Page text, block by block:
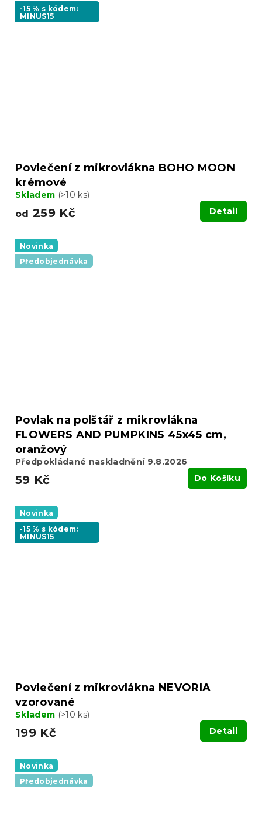
-15 % s kódem:
MINUS15
Povlečení z mikrovlákna BOHO MOON
krémové
Skladem (>10 ks)
od 259 Kč Detail
Novinka
Předobjednávka
Povlak na polštář z mikrovlákna
FLOWERS AND PUMPKINS 45x45 cm,
oranžový
Předpokládané naskladnění 9.8.2026
59 Kč Do Košíku
Novinka
-15 % s kódem:
MINUS15
Povlečení z mikrovlákna NEVORIA
vzorované
Skladem (>10 ks)
199 Kč Detail
Novinka
Předobjednávka